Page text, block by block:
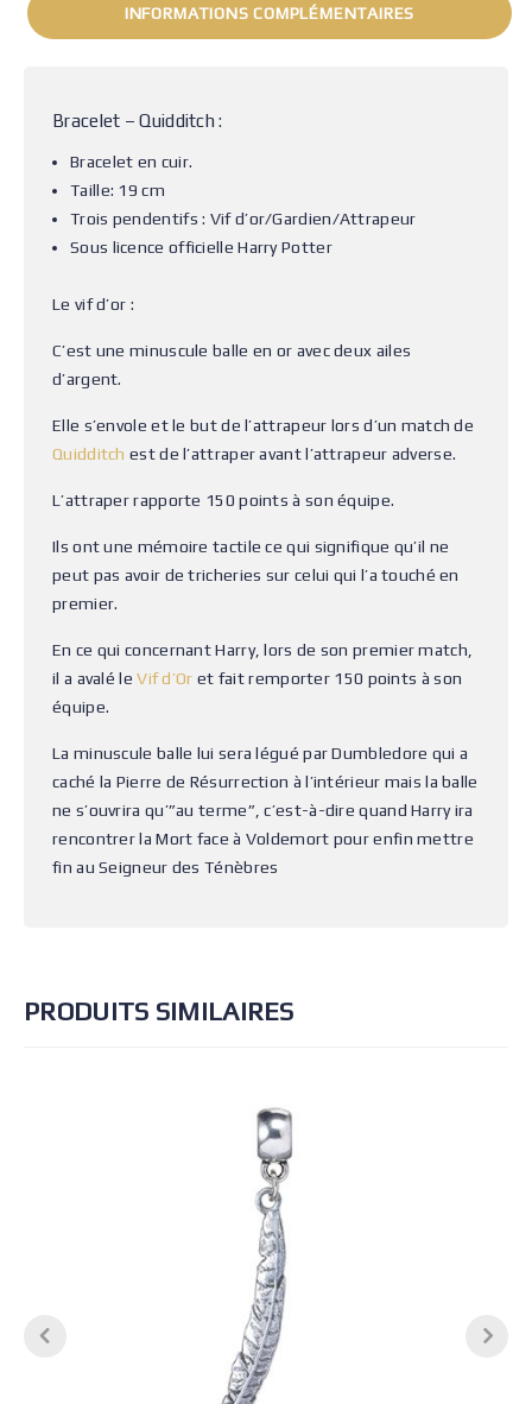
INFORMATIONS COMPLÉMENTAIRES
Bracelet – Quidditch :
Bracelet en cuir.
Taille: 19 cm
Trois pendentifs : Vif d’or/Gardien/Attrapeur
Sous licence officielle Harry Potter
Le vif d’or :
C’est une minuscule balle en or avec deux ailes
d’argent.
Elle s’envole et le but de l’attrapeur lors d’un match de
Quidditch est de l’attraper avant l’attrapeur adverse.
L’attraper rapporte 150 points à son équipe.
Ils ont une mémoire tactile ce qui signifique qu’il ne
peut pas avoir de tricheries sur celui qui l’a touché en
premier.
En ce qui concernant Harry, lors de son premier match,
il a avalé leVif d’Or et fait remporter 150 points à son
équipe.
La minuscule balle lui sera légué par Dumbledore qui a
caché la Pierre de Résurrection à l’intérieur mais la balle
ne s’ouvrira qu’”au terme”, c’est-à-dire quand Harry ira
rencontrer la Mort face à Voldemort pour enfin mettre
fin au Seigneur des Ténèbres
PRODUITS SIMILAIRES